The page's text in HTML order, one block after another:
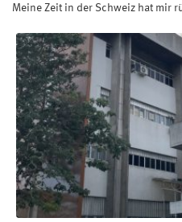
Meine Zeit in der Schweiz hat mir